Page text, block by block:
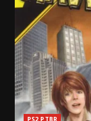
PS2 PTBR